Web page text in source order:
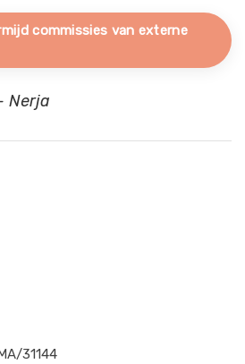
commissies van externe
Nerja
31144